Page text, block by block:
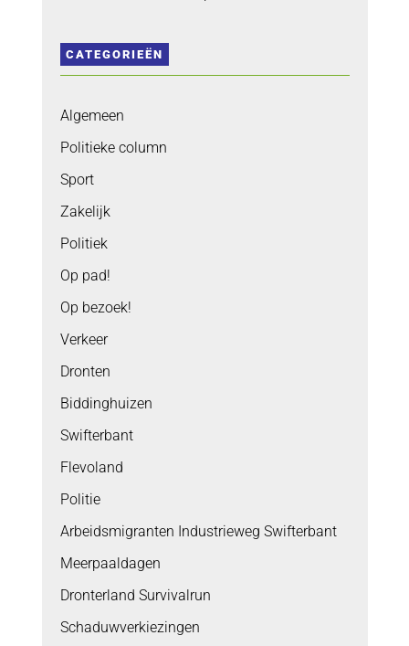
CATEGORIEËN
Algemeen
Politieke column
Sport
Zakelijk
Politiek
Op pad!
Op bezoek!
Verkeer
Dronten
Biddinghuizen
Swifterbant
Flevoland
Politie
Arbeidsmigranten Industrieweg Swifterbant
Meerpaaldagen
Dronterland Survivalrun
Schaduwverkiezingen